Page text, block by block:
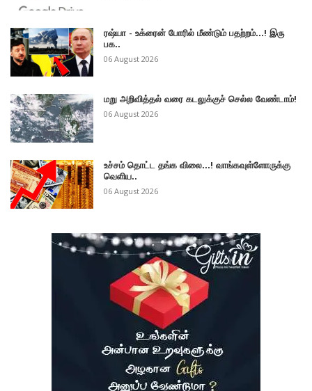
ரஷ்யா - உக்ரைன் போரில் மீண்டும் பதற்றம்...! இரு
பக..
06 August 2026
மறு அறிவித்தல் வரை கடலுக்குச் செல்ல வேண்டாம்!
06 August 2026
உச்சம் தொட்ட தங்க விலை...! வாங்கவுள்ளோருக்கு
வெளிய..
06 August 2026